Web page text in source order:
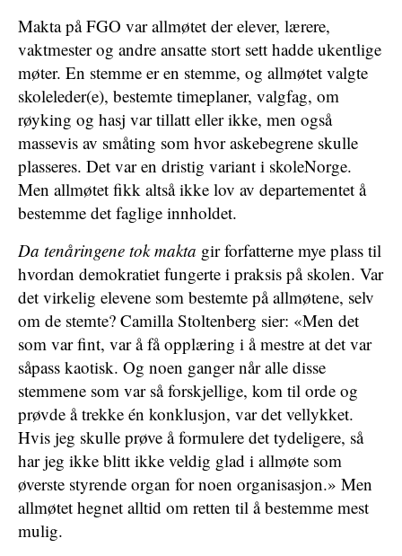
Makta på FGO var allmøtet der elever, lærere,
vaktmester og andre ansatte stort sett hadde ukentlige
møter. En stemme er en stemme, og allmøtet valgte
skoleleder(e), bestemte timeplaner, valgfag, om
røyking og hasj var tillatt eller ikke, men også
massevis av småting som hvor askebegrene skulle
plasseres. Det var en dristig variant i skoleNorge.
Men allmøtet fikk altså ikke lov av departementet å
bestemme det faglige innholdet.
Da tenåringene tok makta gir forfatterne mye plass til
hvordan demokratiet fungerte i praksis på skolen. Var
det virkelig elevene som bestemte på allmøtene, selv
om de stemte? Camilla Stoltenberg sier: «Men det
som var fint, var å få opplæring i å mestre at det var
såpass kaotisk. Og noen ganger når alle disse
stemmene som var så forskjellige, kom til orde og
prøvde å trekke én konklusjon, var det vellykket.
Hvis jeg skulle prøve å formulere det tydeligere, så
har jeg ikke blitt ikke veldig glad i allmøte som
øverste styrende organ for noen organisasjon.» Men
allmøtet hegnet alltid om retten til å bestemme mest
mulig.